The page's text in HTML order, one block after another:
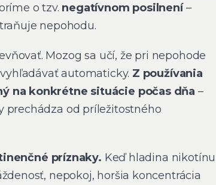
o tzv. negatívnom posilnení–
nepohodu.
Mozog sa učí, že pri nepohode
automaticky. Z používania
na konkrétne situácie počas dňa –
prechádza od príležitostného
príznaky. Keď hladina nikotínu
nepokoj, horšia koncentrácia